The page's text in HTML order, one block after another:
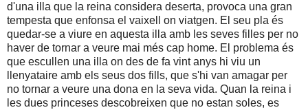
d'una illa que la reina considera deserta, provoca una gran
tempesta que enfonsa el vaixell on viatgen. El seu pla és
quedar-se a viure en aquesta illa amb les seves filles per no
haver de tornar a veure mai més cap home. El problema és
que escullen una illa on des de fa vint anys hi viu un
llenyataire amb els seus dos fills, que s'hi van amagar per
no tornar a veure una dona en la seva vida. Quan la reina i
les dues princeses descobreixen que no estan soles, es